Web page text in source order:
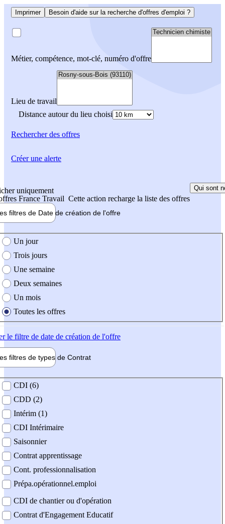
Imprimer Besoin d'aide sur la recherche d'offres d'emploi ?
Métier, compétence, mot-clé, numéro d'offre
Lieu de travail
Distance autour du lieu choisi
Rechercherdes offres
uniquement
France Travail Cette action recharge la liste des offres
Qui sont
filtres de Date de création de l'offre
création de l'offre
Un jour
Trois jours
Une semaine
Deux semaines
Un mois
Toutes les offres
le filtre de date de création de l'offre
filtres de types de Contrat
contrat
CDI (6)
CDD (2)
Intérim (1)
CDI Intérimaire
Saisonnier
Contrat apprentissage
Cont. professionnalisation
Prépa.opérationnel.emploi
CDI de chantier ou d'opération
Contrat d'Engagement Educatif
Créer une alerte